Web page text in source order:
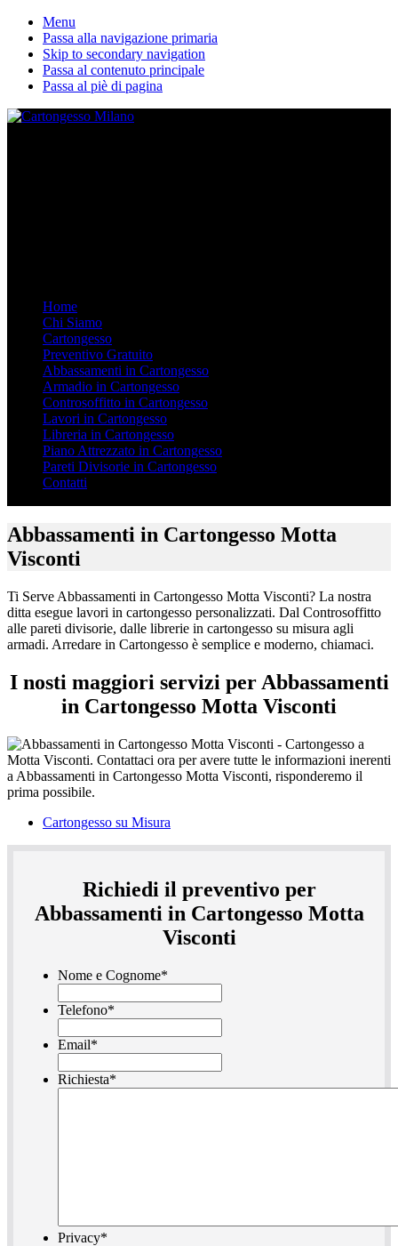
Menu
Passa alla navigazione primaria
Skip to secondary navigation
Passa al contenuto principale
Passa al piè di pagina
Home
Chi Siamo
Cartongesso
Preventivo Gratuito
Abbassamenti in Cartongesso
Armadio in Cartongesso
Controsoffitto in Cartongesso
Lavori in Cartongesso
Libreria in Cartongesso
Piano Attrezzato in Cartongesso
Pareti Divisorie in Cartongesso
Contatti
Abbassamenti in Cartongesso Motta
Visconti
Ti Serve Abbassamenti in Cartongesso Motta Visconti? La nostra
ditta esegue lavori in cartongesso personalizzati. Dal Controsoffitto
alle pareti divisorie, dalle librerie in cartongesso su misura agli
armadi. Arredare in Cartongesso è semplice e moderno, chiamaci.
I nosti maggiori servizi per Abbassamenti
in Cartongesso Motta Visconti
Cartongesso su Misura
Richiedi il preventivo per
Abbassamenti in Cartongesso Motta
Visconti
Nome e Cognome*
Telefono*
Email*
Richiesta*
Privacy*